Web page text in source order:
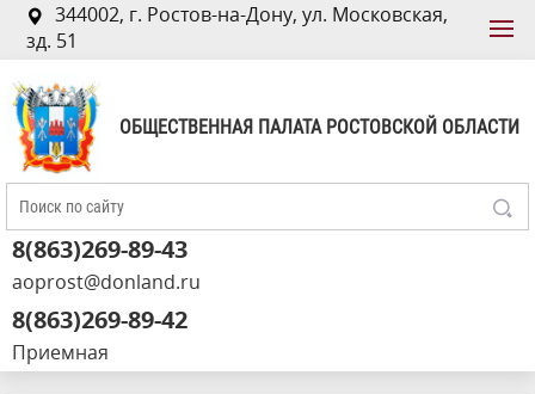
344002, г. Ростов-на-Дону, ул. Московская,
зд. 51
ОБЩЕСТВЕННАЯ ПАЛАТА РОСТОВСКОЙ ОБЛАСТИ
8(863)269-89-43
aoprost@donland.ru
8(863)269-89-42
Приемная